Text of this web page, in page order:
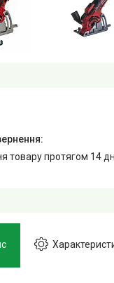
товару протягом 14